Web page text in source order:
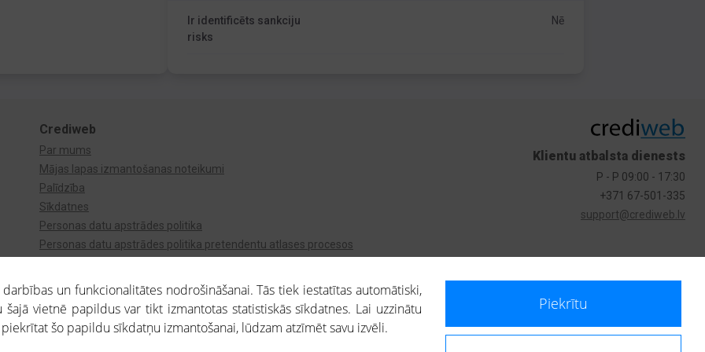
Ir identificēts sankciju
risks
Nē
Crediweb
Par mums
Mājas lapas izmantošanas noteikumi
Palīdzība
Sīkdatnes
Personas datu apstrādes politika
Personas datu apstrādes politika pretendentu atlases procesos
Klientu atbalsta dienests
P - P 09:00 - 17:30
+371 67-501-335
support@crediweb.lv
un funkcionalitātes nodrošināšanai. Tās tiek iestatītas automātiski,
vietnē papildus var tikt izmantotas statistiskās sīkdatnes. Lai uzzinātu
piekrītat šo papildu sīkdatņu izmantošanai, lūdzam atzīmēt savu izvēli.
Piekrītu